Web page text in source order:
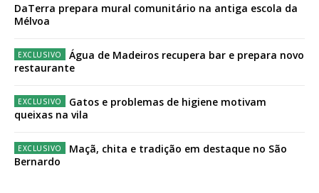
DaTerra prepara mural comunitário na antiga escola da
Mélvoa
Água de Madeiros recupera bar e prepara novo
restaurante
Gatos e problemas de higiene motivam
queixas na vila
Maçã, chita e tradição em destaque no São
Bernardo